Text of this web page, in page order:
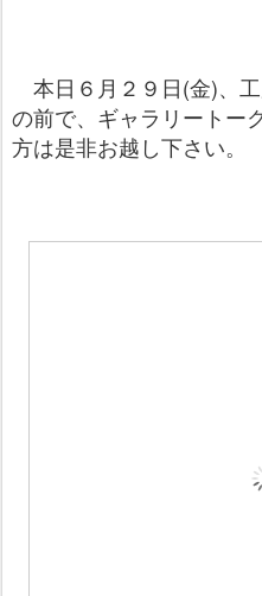
本日６月２９日(金)、
の前で、ギャラリートー
方は是非お越し下さい。